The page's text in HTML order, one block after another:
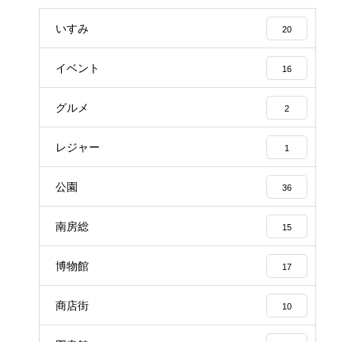
いすみ 20
イベント 16
グルメ 2
レジャー 1
公園 36
南房総 15
博物館 17
商店街 10